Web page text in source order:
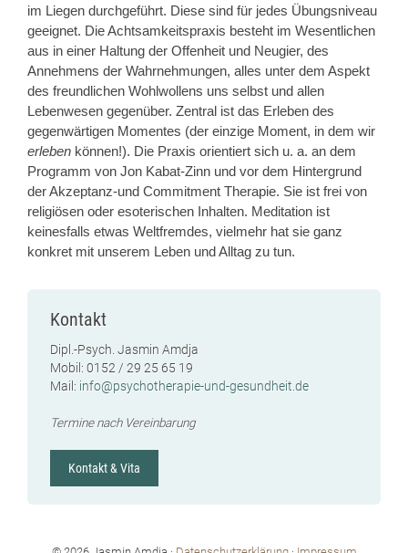
im Liegen durchgeführt. Diese sind für jedes Übungsniveau
geeignet. Die Achtsamkeitspraxis besteht im Wesentlichen
aus in einer Haltung der Offenheit und Neugier, des
Annehmens der Wahrnehmungen, alles unter dem Aspekt
des freundlichen Wohlwollens uns selbst und allen
Lebenwesen gegenüber. Zentral ist das Erleben des
gegenwärtigen Momentes (der einzige Moment, in dem wir
erleben können!). Die Praxis orientiert sich u. a. an dem
Programm von Jon Kabat-Zinn und vor dem Hintergrund
der Akzeptanz-und Commitment Therapie. Sie ist frei von
religiösen oder esoterischen Inhalten. Meditation ist
keinesfalls etwas Weltfremdes, vielmehr hat sie ganz
konkret mit unserem Leben und Alltag zu tun.
Kontakt
Dipl.-Psych. Jasmin Amdja
Mobil: 0152 / 29 25 65 19
Mail: info@psychotherapie-und-gesundheit.de
Termine nach Vereinbarung
Kontakt & Vita